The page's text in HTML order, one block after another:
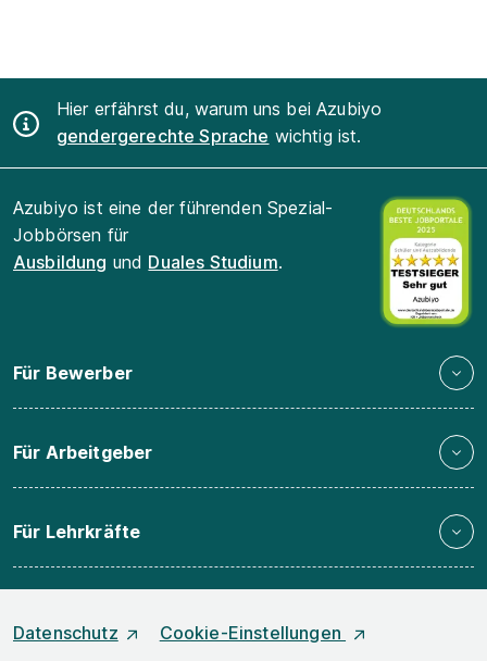
Hier erfährst du, warum uns bei Azubiyo
gendergerechte Sprache wichtig ist.
Azubiyo ist eine der führenden Spezial-
Jobbörsen für
Ausbildung und Duales Studium.
Für Bewerber
Für Arbeitgeber
Für Lehrkräfte
Datenschutz
Cookie-Einstellungen